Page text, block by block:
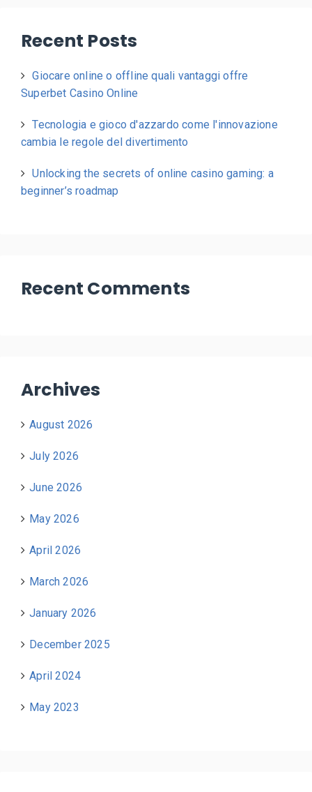
Recent Posts
Giocare online o offline quali vantaggi offre
Superbet Casino Online
Tecnologia e gioco d'azzardo come l'innovazione
cambia le regole del divertimento
Unlocking the secrets of online casino gaming: a
beginner’s roadmap
Recent Comments
Archives
August 2026
July 2026
June 2026
May 2026
April 2026
March 2026
January 2026
December 2025
April 2024
May 2023